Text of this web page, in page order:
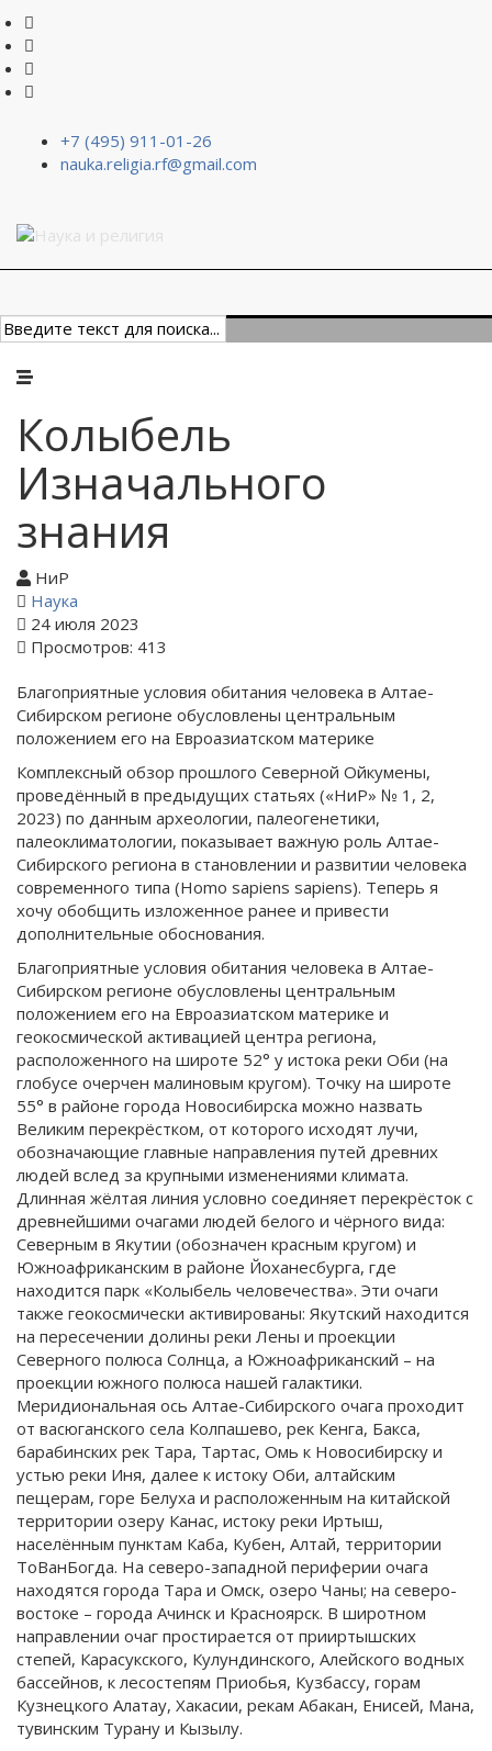
+7 (495) 911-01-26
nauka.religia.rf@gmail.com
Колыбель
Изначального
знания
НиР
Наука
24 июля 2023
Просмотров: 413
Благоприятные условия обитания человека в Алтае-
Сибирском регионе обусловлены центральным
положением его на Евроазиатском материке
Комплексный обзор прошлого Северной Ойкумены,
проведённый в предыдущих статьях («НиР» № 1, 2,
2023) по данным археологии, палеогенетики,
палеоклиматологии, показывает важную роль Алтае-
Сибирского региона в становлении и развитии человека
современного типа (Homo sapiens sapiens). Теперь я
хочу обобщить изложенное ранее и привести
дополнительные обоснования.
Благоприятные условия обитания человека в Алтае-
Сибирском регионе обусловлены центральным
положением его на Евроазиатском материке и
геокосмической активацией центра региона,
расположенного на широте 52° у истока реки Оби (на
глобусе очерчен малиновым кругом). Точку на широте
55° в районе города Новосибирска можно назвать
Великим перекрёстком, от которого исходят лучи,
обозначающие главные направления путей древних
людей вслед за крупными изменениями климата.
Длинная жёлтая линия условно соединяет перекрёсток с
древнейшими очагами людей белого и чёрного вида:
Северным в Якутии (обозначен красным кругом) и
Южноафриканским в районе Йоханесбурга, где
находится парк «Колыбель человечества». Эти очаги
также геокосмически активированы: Якутский находится
на пересечении долины реки Лены и проекции
Северного полюса Солнца, а Южноафриканский – на
проекции южного полюса нашей галактики.
Меридиональная ось Алтае-Сибирского очага проходит
от васюганского села Колпашево, рек Кенга, Бакса,
барабинских рек Тара, Тартас, Омь к Новосибирску и
устью реки Иня, далее к истоку Оби, алтайским
пещерам, горе Белуха и расположенным на китайской
территории озеру Канас, истоку реки Иртыш,
населённым пунктам Каба, Кубен, Алтай, территории
ТоВанБогда. На северо-западной периферии очага
находятся города Тара и Омск, озеро Чаны; на северо-
востоке – города Ачинск и Красноярск. В широтном
направлении очаг простирается от прииртышских
степей, Карасукского, Кулундинского, Алейского водных
бассейнов, к лесостепям Приобья, Кузбассу, горам
Кузнецкого Алатау, Хакасии, рекам Абакан, Енисей, Мана,
тувинским Турану и Кызылу.